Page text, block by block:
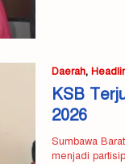
Daerah,
KSB
2026
Sumbawa
menjadi